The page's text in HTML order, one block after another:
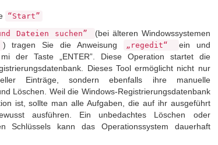
“Start”
Dateien suchen”
(bei älteren Windowssystemen
) tragen Sie die Anweisung „regedit“
ein und
der Taste „ENTER”. Diese Operation startet die
Dieses Tool ermöglicht nicht nur
Einträge, sondern ebenfalls ihre manuelle
Löschen. Weil die Windows-Registrierungsdatenbank
ist, sollte man alle Aufgaben, die auf ihr ausgeführt
ausführen. Ein unbedachtes Löschen oder
Schlüssels kann das Operationssystem dauerhaft